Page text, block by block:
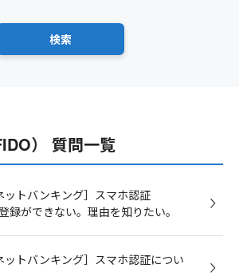
） 質問一覧
ットバンキング］スマホ認証
録ができない。理由を知りたい。
ットバンキング］スマホ認証につい